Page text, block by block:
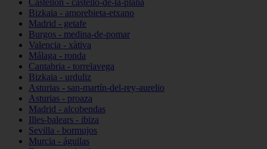
Castellón - castelló-de-la-plana
Bizkaia - amorebieta-etxano
Madrid - getafe
Burgos - medina-de-pomar
Valencia - xàtiva
Málaga - ronda
Cantabria - torrelavega
Bizkaia - urduliz
Asturias - san-martín-del-rey-aurelio
Asturias - proaza
Madrid - alcobendas
Illes-balears - ibiza
Sevilla - bormujos
Murcia - águilas